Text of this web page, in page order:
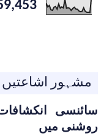
مشہور اشاعتیں
سائنسی
روشنی میں